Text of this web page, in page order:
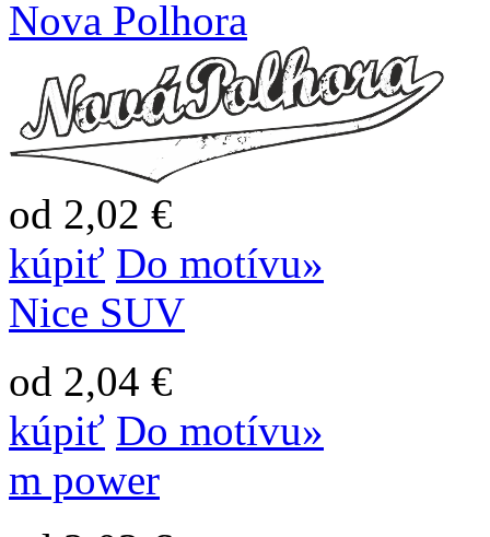
Nova Polhora
od 2,02 €
kúpiť Do motívu»
Nice SUV
od 2,04 €
kúpiť Do motívu»
m power